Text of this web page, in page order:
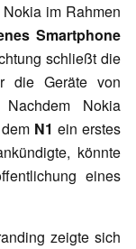
im Rahmen
Smartphone
schließt die
die Geräte von
Nokia
N1 ein erstes
könnte
eines
zeigte sich